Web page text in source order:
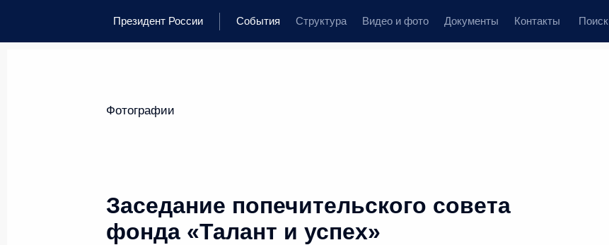
Президент России События Структура Видео и фото Документы Контакты Поиск
Фотографии
Заседание попечительского совета
фонда «Талант и успех»